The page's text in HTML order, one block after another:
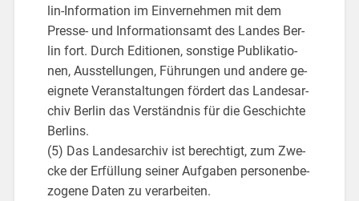
lin-In­for­ma­ti­on im Ein­ver­neh­men mit dem
Pres­se- und In­for­ma­ti­ons­amt des Lan­des Ber­
lin fort. Durch Edi­tio­nen, sons­ti­ge Pu­bli­ka­tio­
nen, Aus­stel­lun­gen, Füh­run­gen und an­de­re ge­
eig­ne­te Ver­an­stal­tun­gen för­dert das Lan­des­ar­
chiv Ber­lin das Ver­ständ­nis für die Ge­schich­te
Ber­lins.
(5) Das Lan­des­ar­chiv ist be­rech­tigt, zum Zwe­
cke der Er­fül­lung sei­ner Auf­ga­ben per­so­nen­be­
zo­ge­ne Daten zu ver­ar­bei­ten.